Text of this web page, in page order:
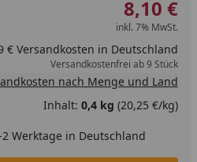
8,10 €
inkl. 7% MwSt.
€ Versandkosten in Deutschland
Versandkostenfrei ab 9 Stück
nach Menge und Land
Inhalt: 0,4 kg (20,25 €/kg)
Werktage in Deutschland